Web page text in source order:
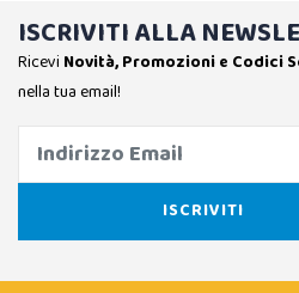
ISCRIVITI ALLA
Ricevi Novità, Promozioni e Codici
nella tua email!